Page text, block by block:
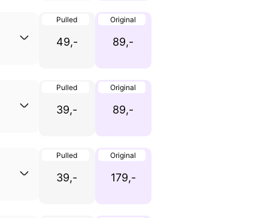
Pulled
49,-
Original
89,-
Pulled
39,-
Original
89,-
Pulled
39,-
Original
179,-